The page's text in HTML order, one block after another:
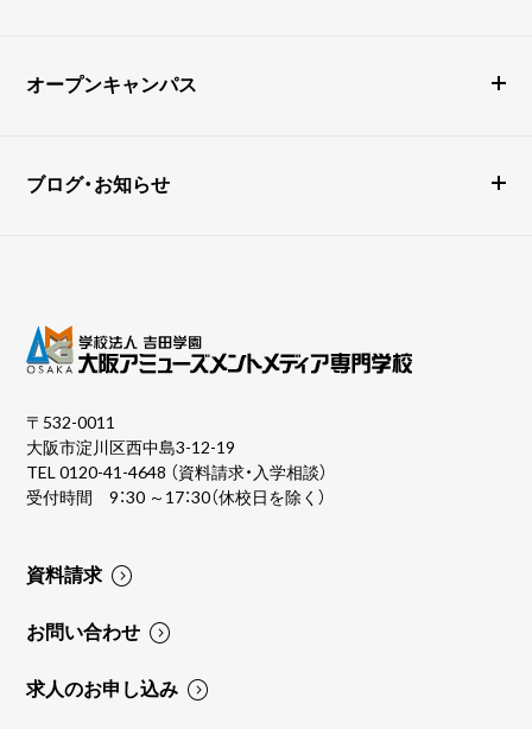
オープンキャンパス
ブログ・お知らせ
〒532-0011
大阪市淀川区西中島3-12-19
TEL0120-41-4648 （資料請求・入学相談）
受付時間 9：30 ～17：30（休校日を除く）
資料請求
お問い合わせ
求人のお申し込み